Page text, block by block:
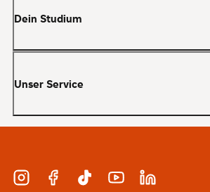
Dein Studium
Master
MBA
Duales Studium
Unser Service
Bewerbung und Zulassung
Finanzierung
InstagramFacebookTikTok YouTubeLinkedIn